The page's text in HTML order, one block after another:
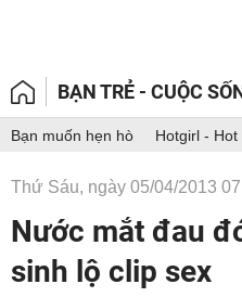
BẠN TRẺ - CUỘC
Bạn muốn hẹn hò Hotgirl - Hot
Thứ Sáu, ngày 05/04/2013
Nước mắt đau
sinh lộ clip sex